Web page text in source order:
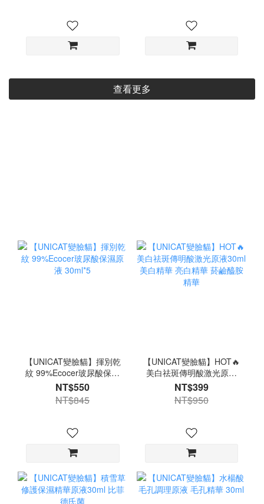
查看更多
【UNICAT變臉貓】揮別乾
紋 99%Ecocer玻尿酸保濕
原液 30ml*5
NT$550
NT$845
【UNICAT變臉貓】HOT🔥
美白祛斑傳明酸激光原液
30ml 美白精華 亮白精華
菸鹼醯胺精華
NT$399
NT$950